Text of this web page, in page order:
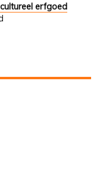
erfgoed